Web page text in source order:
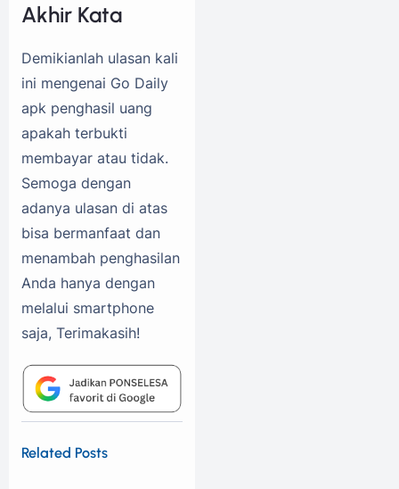
Akhir Kata
Demikianlah ulasan kali
ini mengenai Go Daily
apk penghasil uang
apakah terbukti
membayar atau tidak.
Semoga dengan
adanya ulasan di atas
bisa bermanfaat dan
menambah penghasilan
Anda hanya dengan
melalui smartphone
saja, Terimakasih!
Related Posts